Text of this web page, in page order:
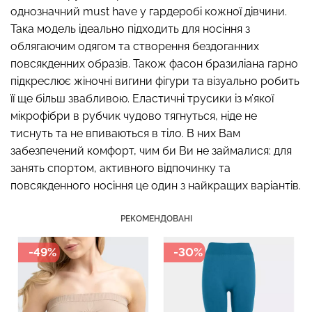
однозначний must have у гардеробі кожної дівчини.
Така модель ідеально підходить для носіння з
облягаючим одягом та створення бездоганних
повсякденних образів. Також фасон бразиліана гарно
підкреслює жіночні вигини фігури та візуально робить
її ще більш звабливою. Еластичні трусики із м’якої
мікрофібри в рубчик чудово тягнуться, ніде не
тиснуть та не впиваються в тіло. В них Вам
забезпечений комфорт, чим би Ви не займалися: для
занять спортом, активного відпочинку та
повсякденного носіння це один з найкращих варіантів.
РЕКОМЕНДОВАНІ
-49% -30%
Безшовні стрінги STRING
BRIEFS (чорний) Giulia
179 грн.299 грн.
Топ на бретелях в рубчик
CAMI TOP RIB black
(чорний) Giulia
299 грн.499 грн.